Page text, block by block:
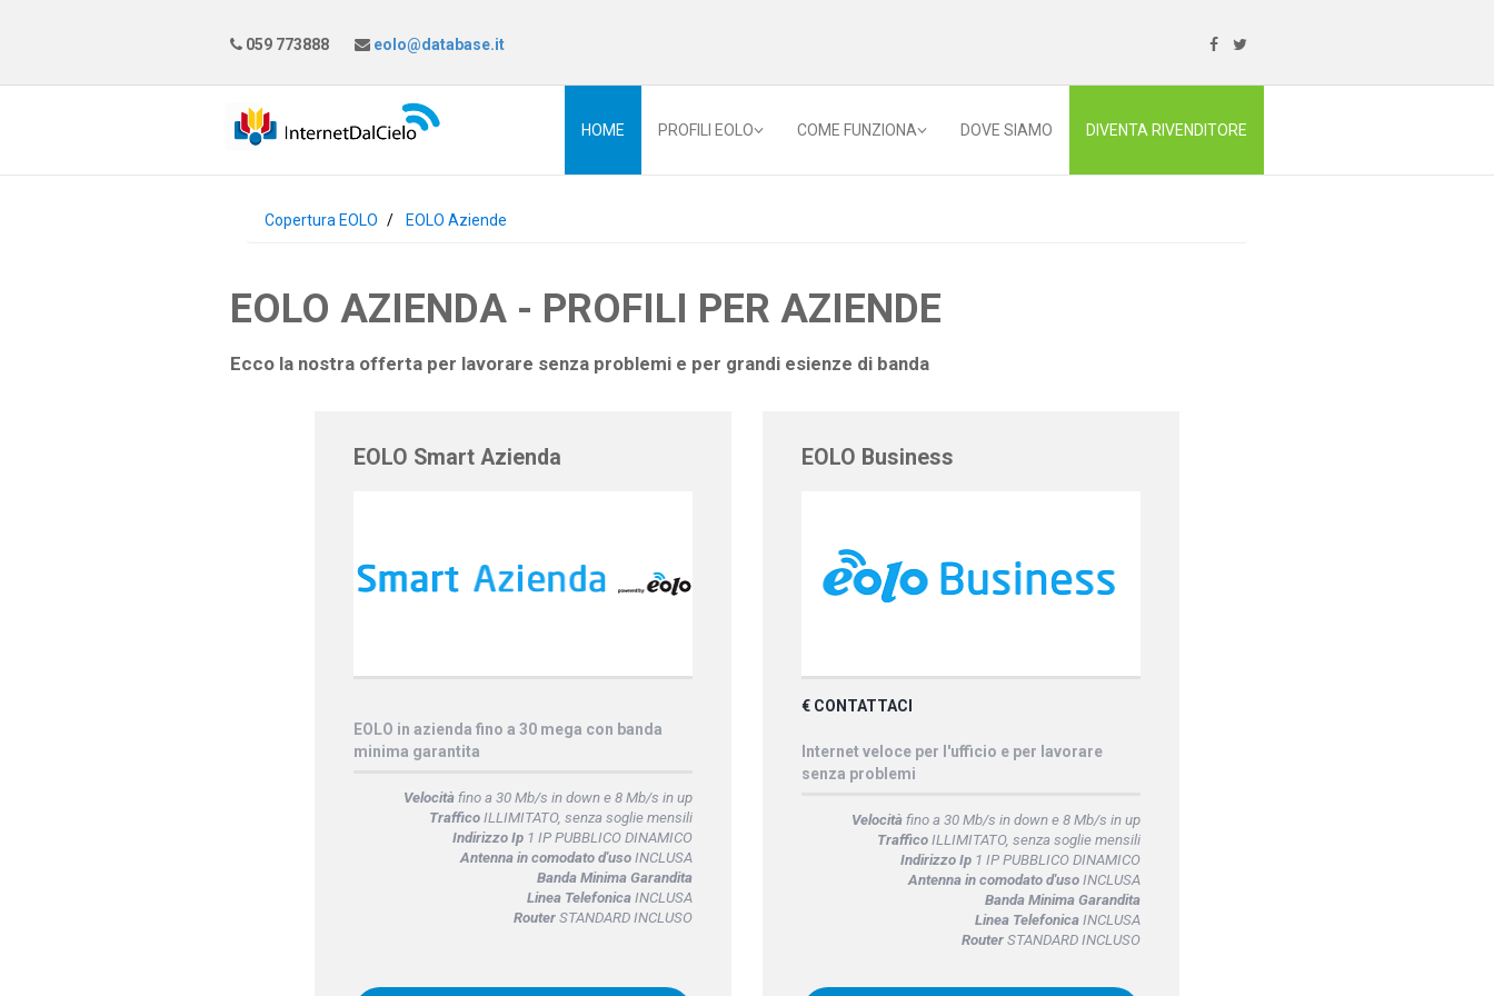
059 773888 eolo@database.it
HOME PROFILI EOLO COME FUNZIONA DOVE SIAMO DIVENTA RIVENDITORE
Copertura EOLO EOLO Aziende
EOLO AZIENDA - PROFILI PER AZIENDE
Ecco la nostra offerta per lavorare senza problemi e per grandi esienze di banda
EOLO Smart Azienda
EOLO in azienda fino a 30 mega con banda
minima garantita
Velocità fino a 30 Mb/s in down e 8 Mb/s in up
Traffico ILLIMITATO, senza soglie mensili
Indirizzo Ip 1 IP PUBBLICO DINAMICO
Antenna in comodato d'uso INCLUSA
Banda Minima Garandita
Linea Telefonica INCLUSA
Router STANDARD INCLUSO
EOLO Business
€ CONTATTACI
Internet veloce per l'ufficio e per lavorare
senza problemi
Velocità fino a 30 Mb/s in down e 8 Mb/s in up
Traffico ILLIMITATO, senza soglie mensili
Indirizzo Ip 1 IP PUBBLICO DINAMICO
Antenna in comodato d'uso INCLUSA
Banda Minima Garandita
Linea Telefonica INCLUSA
Router STANDARD INCLUSO